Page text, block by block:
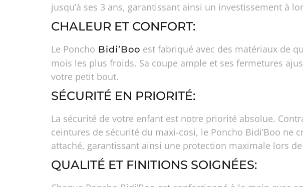
jusqu’à ses 3 ans, garantissant ainsi un investissement à
CHALEUR ET CONFORT:
Le Poncho Bidi’Boo est fabriqué avec des matériaux de
mois les plus froids. Sa coupe ample et ses fermetures
votre petit bout.
SÉCURITÉ EN PRIORITÉ:
La sécurité de votre enfant est notre priorité absolue.
ceintures de sécurité du maxi-cosi, le Poncho Bidi’Boo ne
attaché, garantissant ainsi une protection maximale lors
QUALITÉ ET FINITIONS SOIGNÉES: